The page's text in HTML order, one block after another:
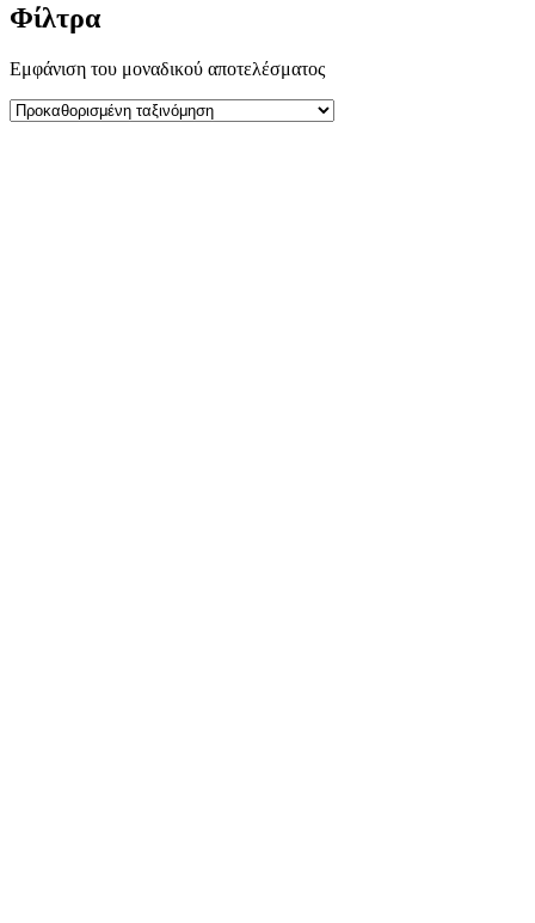
Φίλτρα
Εμφάνιση του μοναδικού αποτελέσματος